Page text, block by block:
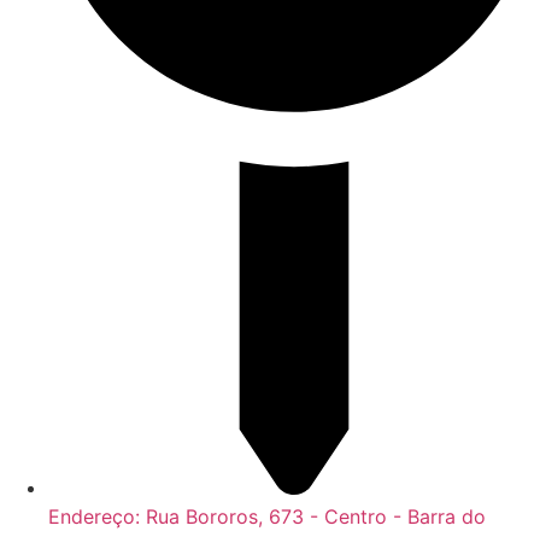
Endereço: Rua Bororos, 673 - Centro - Barra do